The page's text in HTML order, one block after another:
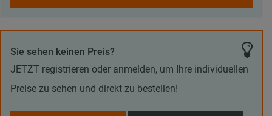
Sie sehen keinen Preis?
JETZT registrieren oder anmelden, um Ihre individuellen
Preise zu sehen und direkt zu bestellen!